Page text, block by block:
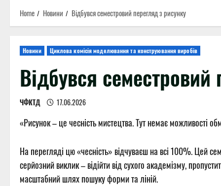
Home Новини Відбувся семестровий перегляд з рисунку
Новини Циклова комісія моделювання та конструювання виробів
Відбувся
ЧФКТД 17.06.2026
«Рисунок – це чесність мистецтва. Тут немає можливості
На перегляді цю «чесність» відчуваєш на всі 100%. Цей
серйозний виклик – відійти від сухого академізму,
масштабний шлях пошуку форми та ліній.